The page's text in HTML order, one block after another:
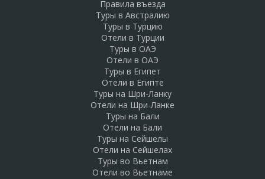
Правила въезда
Туры в Австралию
Туры в Турцию
Отели в Турции
Туры в ОАЭ
Отели в ОАЭ
Туры в Египет
Отели в Египте
Туры на Шри-Ланку
Отели на Шри-Ланке
Туры на Бали
Отели на Бали
Туры на Сейшелы
Отели на Сейшелах
Туры во Вьетнам
Отели во Вьетнаме